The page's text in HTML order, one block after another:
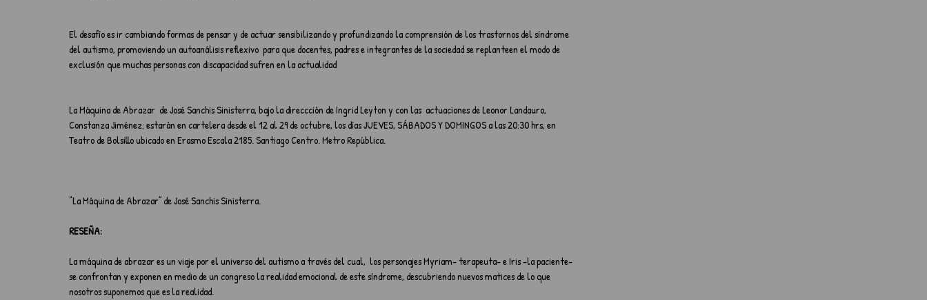
El desafío es ir cambiando formas de pensar y de actuar sensibilizando y profundizando la comprensión de los trastornos del síndrome
del autismo, promoviendo un autoanálisis reflexivo  para que docentes, padres e integrantes de la sociedad se replanteen el modo de
exclusión que muchas personas con discapacidad sufren en la actualidad
La Máquina de Abrazar  de José Sanchis Sinisterra, bajo la direccción de Ingrid Leyton y con las  actuaciones de Leonor Landauro,
Constanza Jiménez; estarán en cartelera desde el 12 al 29 de octubre, los días JUEVES, SÁBADOS Y DOMINGOS a las 20:30 hrs, en
Teatro de Bolsillo ubicado en Erasmo Escala 2185. Santiago Centro. Metro República.
“La Máquina de Abrazar” de José Sanchis Sinisterra.
RESEÑA:
La máquina de abrazar es un viaje por el universo del autismo a través del cual,  los personajes Myriam- terapeuta- e Iris -la paciente-
se confrontan y exponen en medio de un congreso la realidad emocional de este síndrome, descubriendo nuevos matices de lo que
nosotros suponemos que es la realidad.